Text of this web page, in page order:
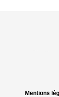
Mentions